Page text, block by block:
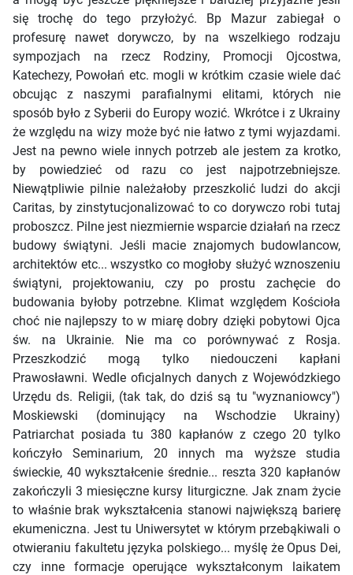
się trochę do tego przyłożyć. Bp Mazur zabiegał o
profesurę nawet dorywczo, by na wszelkiego rodzaju
sympozjach na rzecz Rodziny, Promocji Ojcostwa,
Katechezy, Powołań etc. mogli w krótkim czasie wiele dać
obcując z naszymi parafialnymi elitami, których nie
sposób było z Syberii do Europy wozić. Wkrótce i z Ukrainy
że względu na wizy może być nie łatwo z tymi wyjazdami.
Jest na pewno wiele innych potrzeb ale jestem za krotko,
by powiedzieć od razu co jest najpotrzebniejsze.
Niewątpliwie pilnie należałoby przeszkolić ludzi do akcji
Caritas, by zinstytucjonalizować to co dorywczo robi tutaj
proboszcz. Pilne jest niezmiernie wsparcie działań na rzecz
budowy świątyni. Jeśli macie znajomych budowlancow,
architektów etc... wszystko co mogłoby służyć wznoszeniu
świątyni, projektowaniu, czy po prostu zachęcie do
budowania byłoby potrzebne. Klimat względem Kościoła
choć nie najlepszy to w miarę dobry dzięki pobytowi Ojca
św. na Ukrainie. Nie ma co porównywać z Rosja.
Przeszkodzić mogą tylko niedouczeni kapłani
Prawosławni. Wedle oficjalnych danych z Wojewódzkiego
Urzędu ds. Religii, (tak tak, do dziś są tu "wyznaniowcy")
Moskiewski (dominujący na Wschodzie Ukrainy)
Patriarchat posiada tu 380 kapłanów z czego 20 tylko
kończyło Seminarium, 20 innych ma wyższe studia
świeckie, 40 wykształcenie średnie... reszta 320 kapłanów
zakończyli 3 miesięczne kursy liturgiczne. Jak znam życie
to właśnie brak wykształcenia stanowi największą barierę
ekumeniczna. Jest tu Uniwersytet w którym przebąkiwali o
otwieraniu fakultetu języka polskiego... myślę że Opus Dei,
czy inne formacje operujące wykształconym laikatem